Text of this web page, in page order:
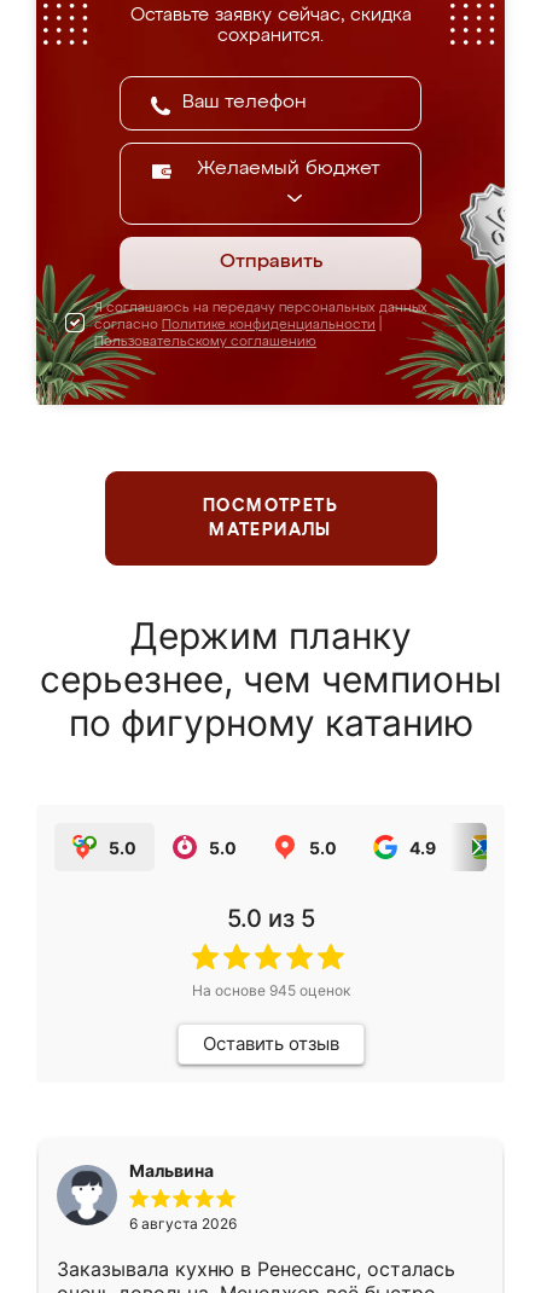
Оставьте заявку сейчас, скидка
сохранится.
Желаемый бюджет
Отправить
Я соглашаюсь на передачу персональных данных
согласно Политике конфиденциальности
Пользовательскому соглашению
ПОСМОТРЕТЬ
МАТЕРИАЛЫ
Держим планку
серьезнее, чем чемпионы
по фигурному катанию
5.0 5.0 5.0 4.9
5.0 из 5
На основе 945оценок
Оставить отзыв
Мальвина
6 августа 2026
Заказывала кухню в Ренессанс, осталась